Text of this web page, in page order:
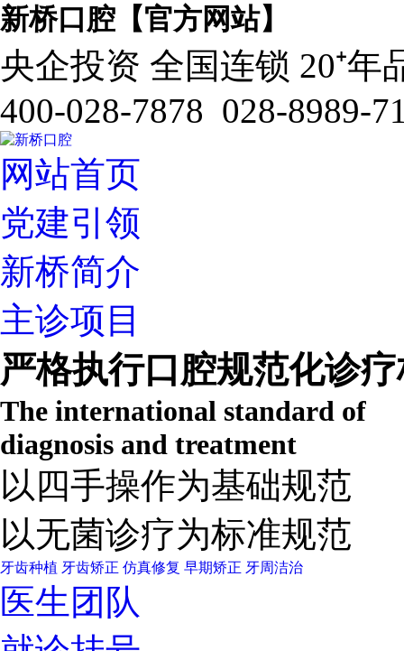
新桥口腔【官方网站】
央企投资 全国连锁 20⁺年
400-028-7878 028-8989-
网站首页
党建引领
新桥简介
主诊项目
严格执行口腔规范化诊
The international standard of
diagnosis and treatment
以四手操作为基础规范
以无菌诊疗为标准规范
牙齿种植 牙齿矫正 仿真修复 早期矫正 牙周洁治
医生团队